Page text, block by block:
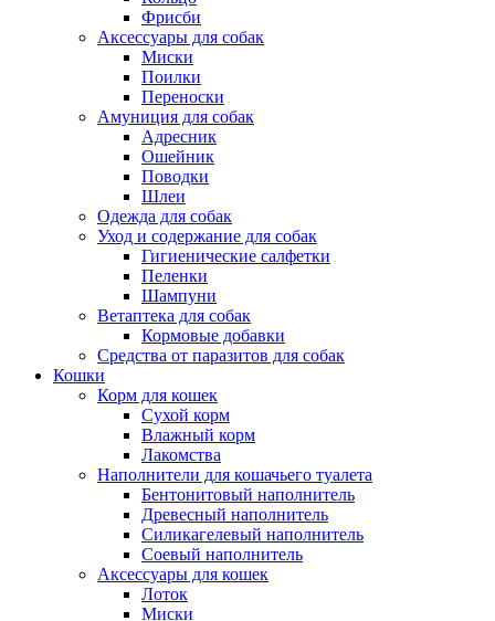
Фрисби
Аксессуары для собак
Миски
Поилки
Переноски
Амуниция для собак
Адресник
Ошейник
Поводки
Шлеи
Одежда для собак
Уход и содержание для собак
Гигиенические салфетки
Пеленки
Шампуни
Ветаптека для собак
Кормовые добавки
Средства от паразитов для собак
Кошки
Корм для кошек
Сухой корм
Влажный корм
Лакомства
Наполнители для кошачьего туалета
Бентонитовый наполнитель
Древесный наполнитель
Силикагелевый наполнитель
Соевый наполнитель
Аксессуары для кошек
Лоток
Миски